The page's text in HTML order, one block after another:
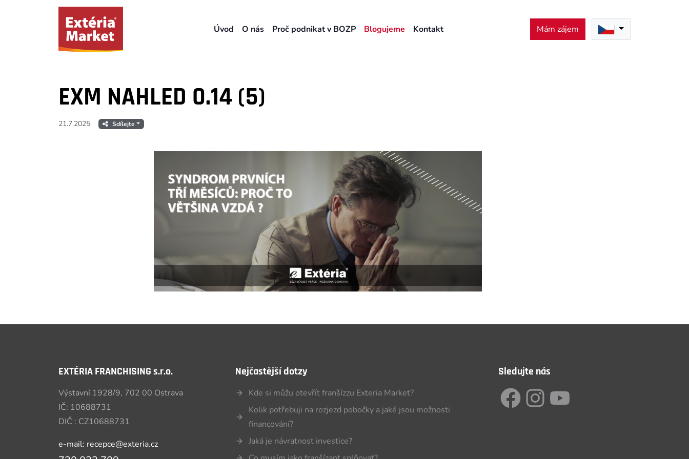
Úvod O nás Proč podnikat v BOZP Blogujeme Kontakt Mám zájem
EXM NAHLED 0.14 (5)
21.7.2025 Sdílejte
EXTÉRIA FRANCHISING s.r.o.
Výstavní 1928/9, 702 00 Ostrava
IČ: 10688731
DIČ : CZ10688731
e-mail: recepce@exteria.cz
Nejčastější dotzy
Kde si můžu otevřít franšízzu Exteria Market?
Kolik potřebuji na rozjezd pobočky a jaké jsou možnosti
financování?
Jaká je návratnost investice?
Sledujte nás